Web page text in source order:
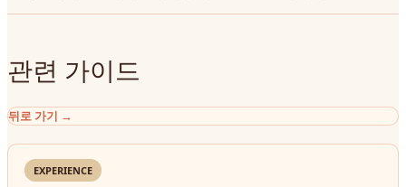
관련 가이드
뒤로 가기 →
EXPERIENCE